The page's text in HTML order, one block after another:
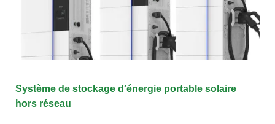
Système de stockage d′énergie portable solaire
hors réseau